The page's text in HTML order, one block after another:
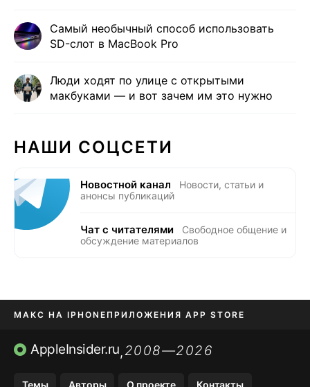
Самый необычный способ использовать
SD-слот в MacBook Pro
Люди ходят по улице с открытыми
макбуками — и вот зачем им это нужно
НАШИ СОЦСЕТИ
Новостной канал
Новости, статьи и
анонсы публикаций
Чат с читателями
Свободное общение и
обсуждение материалов
МАКС НА IPHONE ПРИЛОЖЕНИЯ APP STORE
TIKTOK НА IPHONEПРИЛОЖЕНИЯ БЕЗ APP STORE
AppleInsider.ru,2008—2026